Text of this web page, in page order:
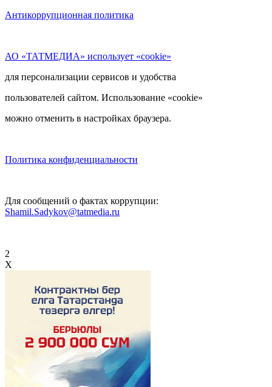
Антикоррупционная политика
АО «ТАТМЕДИА» использует «cookie»
для персонализации сервисов и удобства
пользователей сайтом. Использование «cookie»
можно отменить в настройках браузера.
Политика конфиденциальности
Для сообщений о фактах коррупции:
Shamil.Sadykov@tatmedia.ru
2
X